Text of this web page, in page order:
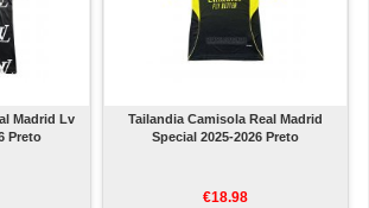
Madrid Lv
Preto
Tailandia Camisola Real Madrid
Special 2025-2026 Preto
€18.98